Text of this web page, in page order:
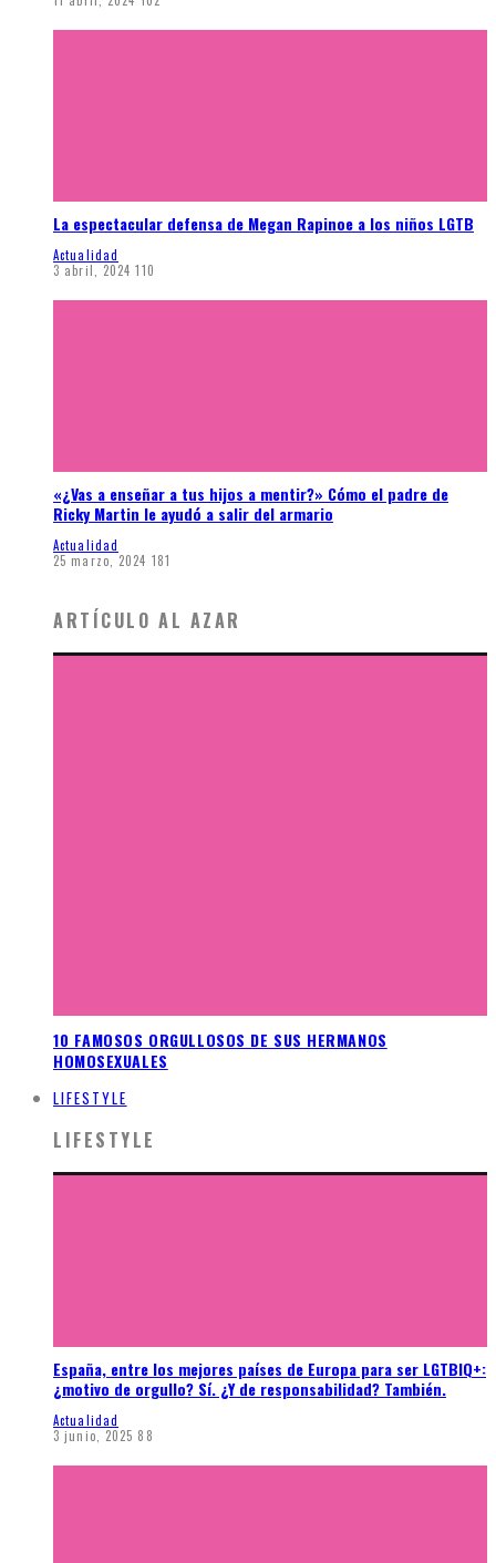
La espectacular defensa de Megan Rapinoe a los niños LGTB
Actualidad
3 abril, 2024 110
«¿Vas a enseñar a tus hijos a mentir?» Cómo el padre de
Ricky Martin le ayudó a salir del armario
Actualidad
25 marzo, 2024 181
ARTÍCULO AL AZAR
10 FAMOSOS ORGULLOSOS DE SUS HERMANOS
HOMOSEXUALES
LIFESTYLE
LIFESTYLE
España, entre los mejores países de Europa para ser LGTBIQ+:
¿motivo de orgullo? Sí. ¿Y de responsabilidad? También.
Actualidad
3 junio, 2025 88